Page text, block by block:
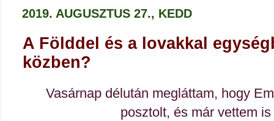
2019. AUGUSZTUS 27., KEDD
A Földdel és a lovakkal
közben?
Vasárnap délután megláttam, hogy
posztolt, és már vettem